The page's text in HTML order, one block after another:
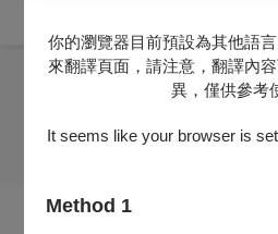
你的瀏覽器目前預設為其他語
來翻譯頁面，請注意，翻譯內
異，僅供參考
It seems like your browser is
Method 1